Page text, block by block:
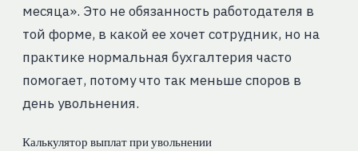
месяца». Это не обязанность работодателя в
той форме, в какой ее хочет сотрудник, но на
практике нормальная бухгалтерия часто
помогает, потому что так меньше споров в
день увольнения.
Калькулятор выплат при увольнении